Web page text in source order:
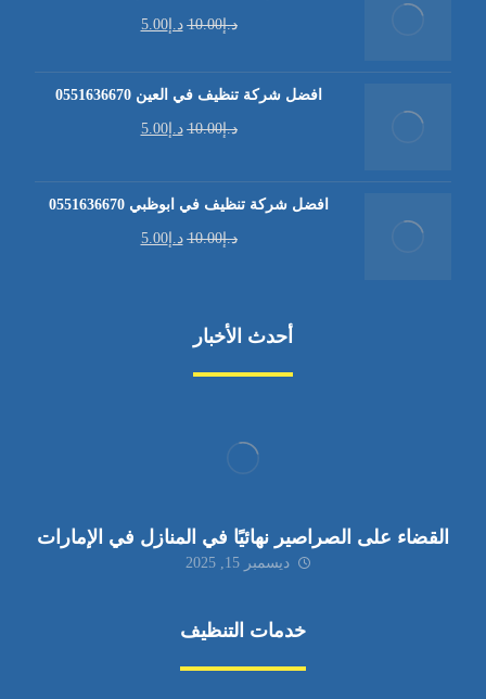
د.إ10.00 د.إ5.00
افضل شركة تنظيف في العين 0551636670
د.إ10.00 د.إ5.00
افضل شركة تنظيف في ابوظبي 0551636670
د.إ10.00 د.إ5.00
أحدث الأخبار
القضاء على الصراصير نهائيًا في المنازل في الإمارات
ديسمبر 15, 2025
خدمات التنظيف